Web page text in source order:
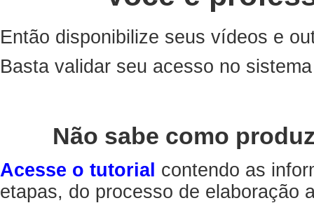
Então disponibilize seus vídeos e
Basta validar seu acesso no
Não sabe como
Acesse o tutorial contendo as
etapas, do processo de elaboração